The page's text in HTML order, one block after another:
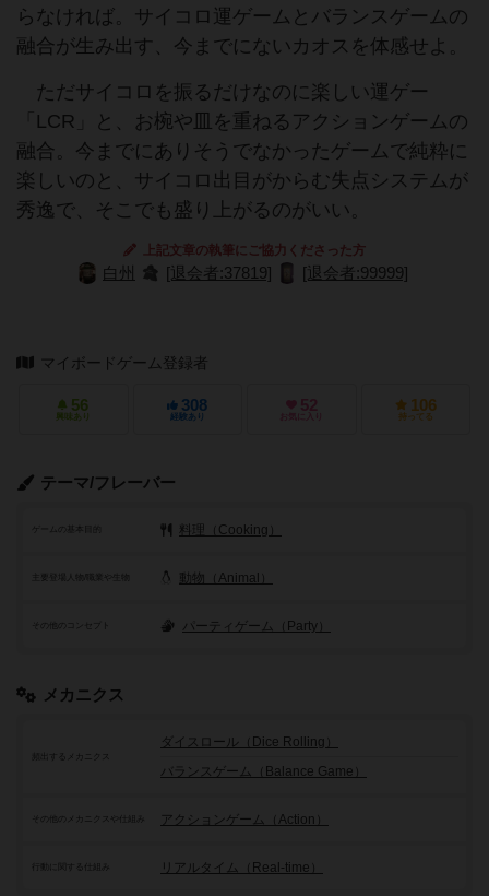
らなければ。サイコロ運ゲームとバランスゲームの
融合が生み出す、今までにないカオスを体感せよ。
ただサイコロを振るだけなのに楽しい運ゲー
「LCR」と、お椀や皿を重ねるアクションゲームの
融合。今までにありそうでなかったゲームで純粋に
楽しいのと、サイコロ出目がからむ失点システムが
秀逸で、そこでも盛り上がるのがいい。
上記文章の執筆にご協力くださった方
白州 [退会者:37819] [退会者:99999]
マイボードゲーム登録者
56
興味あり
308
経験あり
52
お気に入り
106
持ってる
テーマ/フレーバー
ゲームの基本目的 料理（Cooking）
動物（Animal）
その他のコンセプト パーティゲーム（Party）
メカニクス
頻出するメカニクス
ダイスロール（Dice Rolling）
バランスゲーム（Balance Game）
その他のメカニクスや仕組み アクションゲーム（Action）
行動に関する仕組み リアルタイム（Real-time）